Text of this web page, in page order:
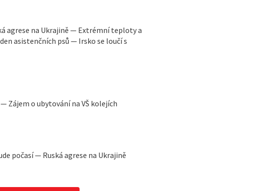
agrese na Ukrajině — Extrémní teploty a
asistenčních psů — Irsko se loučí s
Zájem o ubytování na VŠ kolejích
počasí — Ruská agrese na Ukrajině